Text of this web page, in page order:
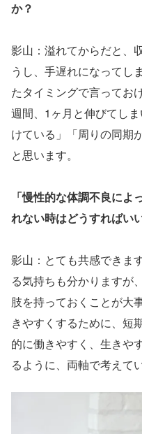
か？
影山：溢れてからだと、
うし、手遅れになってし
たタイミングで言ってお
週間、1ヶ月と伸びてし
けている」「周りの同期
と思います。
「慢性的な体調不良に
れない時はどうすればい
影山：とても共感できま
る気持ちも分かりますが
肢を持っておくことが大
きやすくするために、短
的に働きやすく、生きや
るように、両軸で考えて